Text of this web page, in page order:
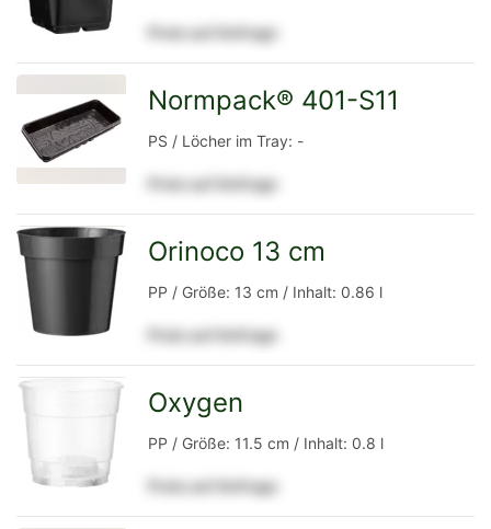
Detailseite
Preis auf Anfrage
Detailseite
Normpack® 401-S11
PS / Löcher im Tray: -
Preis auf Anfrage
Detailseite
Orinoco 13 cm
PP / Größe: 13 cm / Inhalt: 0.86 l
Preis auf Anfrage
Oxygen
PP / Größe: 11.5 cm / Inhalt: 0.8 l
Preis auf Anfrage